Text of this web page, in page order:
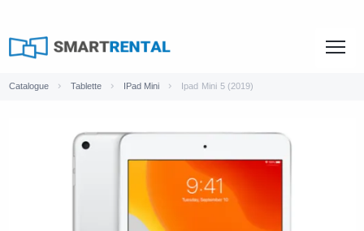
Catalogue Tablette IPad Mini Ipad Mini 5 (2019)